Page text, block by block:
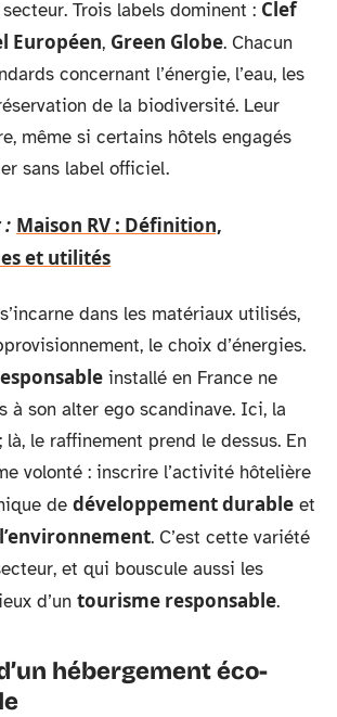
Trois labels dominent : Clef
Européen, Green Globe. Chacun
concernant l’énergie, l’eau, les
de la biodiversité. Leur
même si certains hôtels engagés
sans label officiel.
: Maison RV : Définition,
et utilités
dans les matériaux utilisés,
le choix d’énergies.
installé en France ne
à son alter ego scandinave. Ici, la
le raffinement prend le dessus. En
volonté : inscrire l’activité hôtelière
de développement durable et
. C’est cette variété
et qui bouscule aussi les
d’un tourisme responsable.
hébergement éco-